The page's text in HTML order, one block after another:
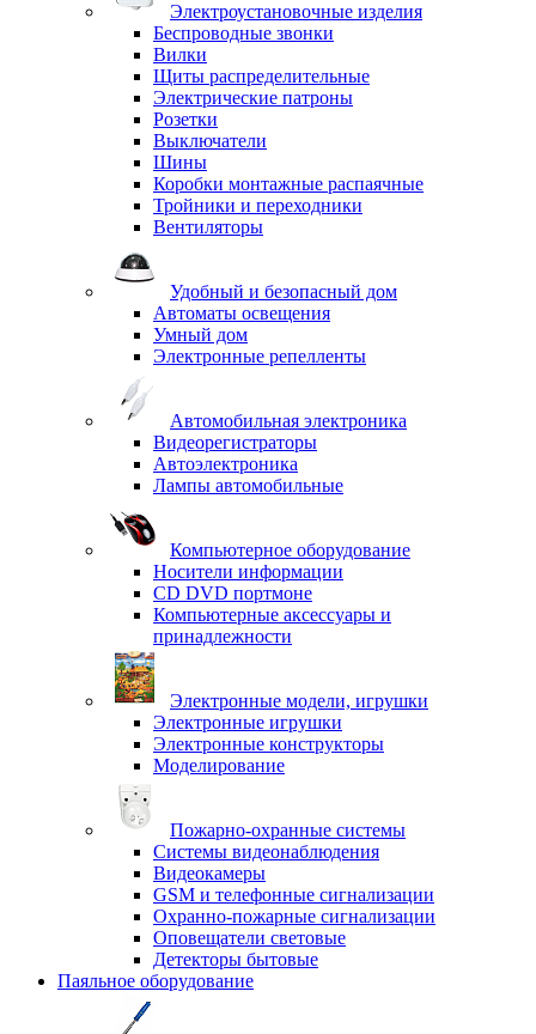
Электроустановочные изделия
Беспроводные звонки
Вилки
Щиты распределительные
Электрические патроны
Розетки
Выключатели
Шины
Коробки монтажные распаячные
Тройники и переходники
Вентиляторы
Удобный и безопасный дом
Автоматы освещения
Умный дом
Электронные репелленты
Автомобильная электроника
Видеорегистраторы
Автоэлектроника
Лампы автомобильные
Компьютерное оборудование
Носители информации
CD DVD портмоне
Компьютерные аксессуары и
принадлежности
Электронные модели, игрушки
Электронные игрушки
Электронные конструкторы
Моделирование
Пожарно-охранные системы
Системы видеонаблюдения
Видеокамеры
GSM и телефонные сигнализации
Охранно-пожарные сигнализации
Оповещатели световые
Детекторы бытовые
Паяльное оборудование